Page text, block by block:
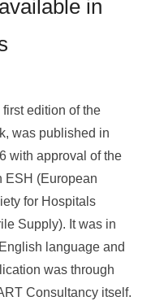
in
first edition of the
was published in
with approval of the
ESH (European
for Hospitals
Supply). It was in
language and
was through
Consultancy itself.